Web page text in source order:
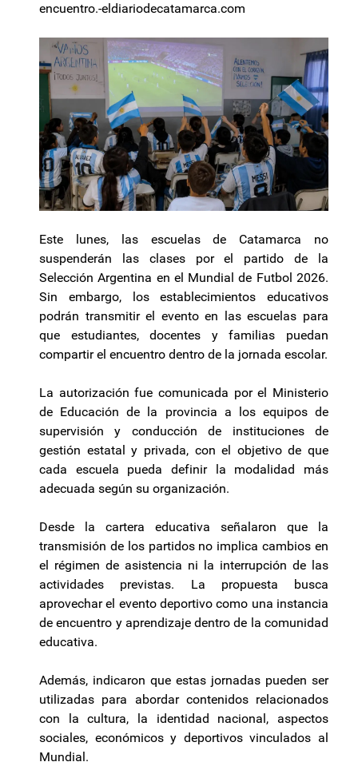
encuentro.-eldiariodecatamarca.com
Este lunes, las escuelas de Catamarca no
suspenderán las clases por el partido de la
Selección Argentina en el Mundial de Futbol 2026.
Sin embargo, los establecimientos educativos
podrán transmitir el evento en las escuelas para
que estudiantes, docentes y familias puedan
compartir el encuentro dentro de la jornada escolar.
La autorización fue comunicada por el Ministerio
de Educación de la provincia a los equipos de
supervisión y conducción de instituciones de
gestión estatal y privada, con el objetivo de que
cada escuela pueda definir la modalidad más
adecuada según su organización.
Desde la cartera educativa señalaron que la
transmisión de los partidos no implica cambios en
el régimen de asistencia ni la interrupción de las
actividades previstas. La propuesta busca
aprovechar el evento deportivo como una instancia
de encuentro y aprendizaje dentro de la comunidad
educativa.
Además, indicaron que estas jornadas pueden ser
utilizadas para abordar contenidos relacionados
con la cultura, la identidad nacional, aspectos
sociales, económicos y deportivos vinculados al
Mundial.